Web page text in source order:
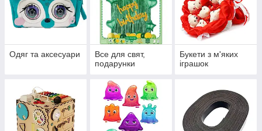
Одяг та аксесуари
Все для свят,
подарунки
Букети з м'яких
іграшок